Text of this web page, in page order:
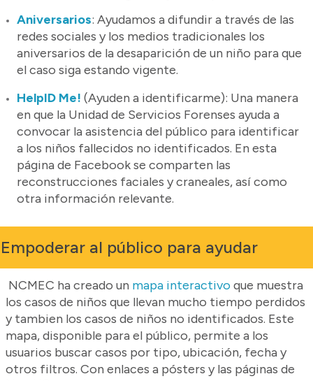
Aniversarios: Ayudamos a difundir a través de las
redes sociales y los medios tradicionales los
aniversarios de la desaparición de un niño para que
el caso siga estando vigente.
HelpID Me! (Ayuden a identificarme): Una manera
en que la Unidad de Servicios Forenses ayuda a
convocar la asistencia del público para identificar
a los niños fallecidos no identificados. En esta
página de Facebook se comparten las
reconstrucciones faciales y craneales, así como
otra información relevante.
Empoderar al público para ayudar
NCMEC ha creado un mapa interactivo que muestra
los casos de niños que llevan mucho tiempo perdidos
y tambien los casos de niños no identificados. Este
mapa, disponible para el público, permite a los
usuarios buscar casos por tipo, ubicación, fecha y
otros filtros. Con enlaces a pósters y las páginas de